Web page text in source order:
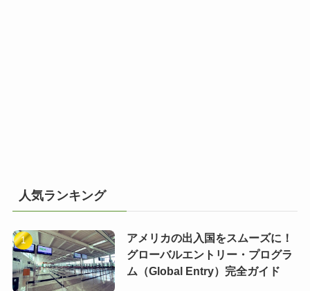
人気ランキング
アメリカの出入国をスムーズに！
グローバルエントリー・プログラ
ム（Global Entry）完全ガイド